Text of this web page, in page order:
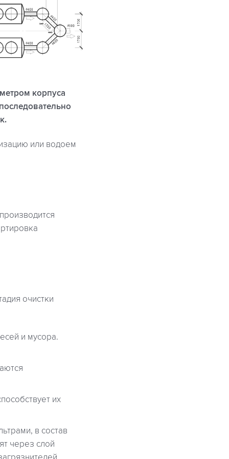
корпуса
или водоем
очистки
и мусора.
их
в состав
через слой